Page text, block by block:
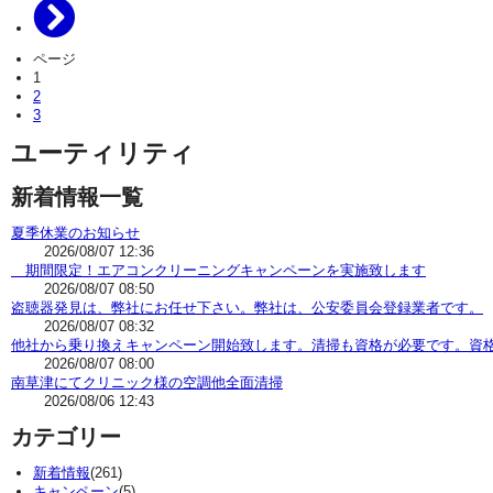
ページ
1
2
3
ユーティリティ
新着情報一覧
夏季休業のお知らせ
2026/08/07 12:36
期間限定！エアコンクリーニングキャンペーンを実施致します
2026/08/07 08:50
盗聴器発見は、弊社にお任せ下さい。弊社は、公安委員会登録業者です。
2026/08/07 08:32
他社から乗り換えキャンペーン開始致します。清掃も資格が必要です。資
2026/08/07 08:00
南草津にてクリニック様の空調他全面清掃
2026/08/06 12:43
カテゴリー
新着情報(261)